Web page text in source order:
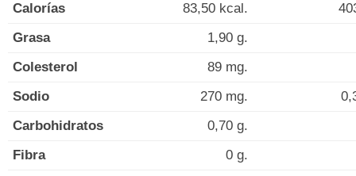
Calorías 83,50 kcal.
Grasa
1,90 g.
Colesterol
89 mg.
Sodio
270 mg.
Carbohidratos
0,70 g.
Fibra
0 g.